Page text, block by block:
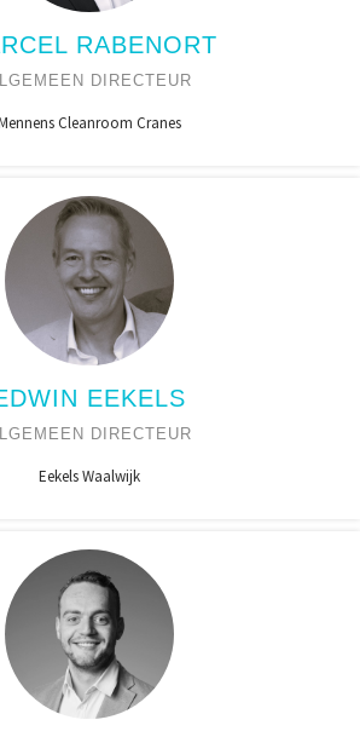
RABENORT
DIRECTEUR
Cleanroom Cranes
EEKELS
DIRECTEUR
Eekels Waalwijk